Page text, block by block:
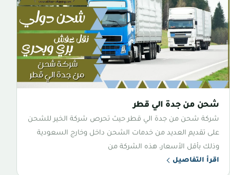
شحن من جدة الي قطر
شركة شحن من جدة الي قطر حيث تحرص شركة الخير للشحن
على تقديم العديد من خدمات الشحن داخل وخارج السعودية
وذلك بأقل الأسعار، هذه الشركة من
اقرأ التفاصيل